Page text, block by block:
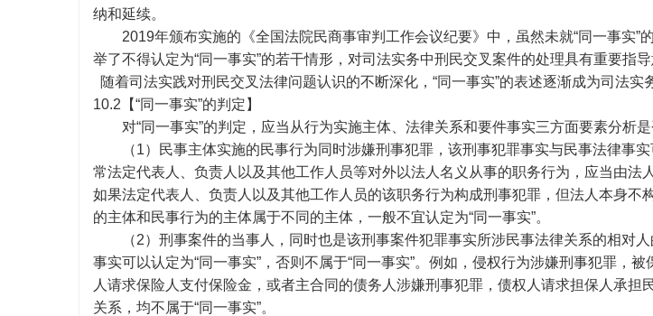
纳和延续。
2019年颁布实施的《全国法院民商事审判工作会议纪要》中，虽然未就“同一事实”
举了不得认定为“同一事实”的若干情形，对司法实务中刑民交叉案件的处理具有重要指导
随着司法实践对刑民交叉法律问题认识的不断深化，“同一事实”的表述逐渐成为司法实
10.2【“同一事实”的判定】
对“同一事实”的判定，应当从行为实施主体、法律关系和要件事实三方面要素分析是
（1）民事主体实施的民事行为同时涉嫌刑事犯罪，该刑事犯罪事实与民事法律事
常法定代表人、负责人以及其他工作人员等对外以法人名义从事的职务行为，应当由法
如果法定代表人、负责人以及其他工作人员的该职务行为构成刑事犯罪，但法人本身不
的主体和民事行为的主体属于不同的主体，一般不宜认定为“同一事实”。
（2）刑事案件的当事人，同时也是该刑事案件犯罪事实所涉民事法律关系的相对
事实可以认定为“同一事实”，否则不属于“同一事实”。例如，侵权行为涉嫌刑事犯罪，
人请求保险人支付保险金，或者主合同的债务人涉嫌刑事犯罪，债权人请求担保人承担
关系，均不属于“同一事实”。